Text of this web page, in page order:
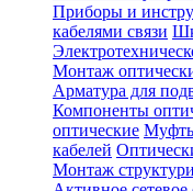
Приборы и
кабелями связи
Монтаж
Арматура для
Компоненты
оптические Муфты
кабелей
Монтаж